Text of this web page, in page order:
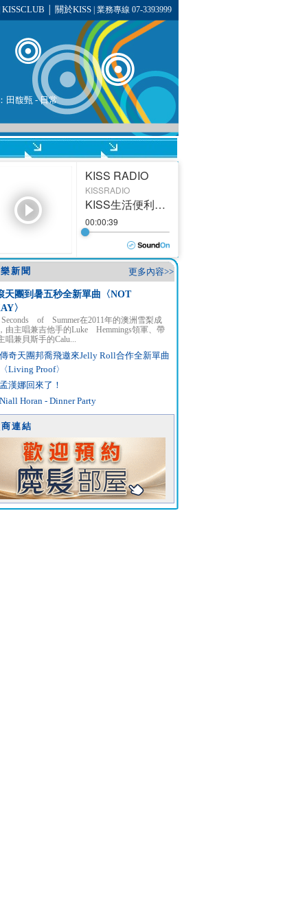
KISSCLUB 關於KISS| 業務專線 07-3393999
田馥甄- 日常
更多內容>>
新聞
天團到暑五秒全新單曲〈NOT
〉
of Summer在2011年的澳洲雪梨成
由主唱兼吉他手的Luke Hemmings領軍、帶
唱兼貝斯手的Calu...
傳奇天團邦喬飛邀來Jelly Roll合作全新單曲
〈Living Proof〉
孟漢娜回來了！
Niall Horan - Dinner Party
連結